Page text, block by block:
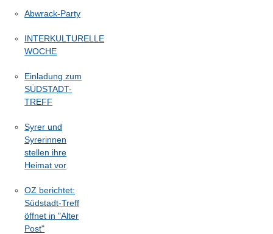
Abwrack-Party
INTERKULTURELLE
WOCHE
Einladung zum
SÜDSTADT-
TREFF
Syrer und
Syrerinnen
stellen ihre
Heimat vor
OZ berichtet:
Südstadt-Treff
öffnet in "Alter
Post"